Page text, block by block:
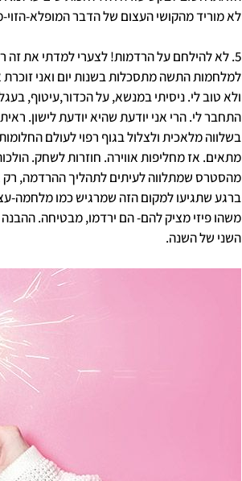
לא מוריד מהקושי העצום של הדבר המופלא-
5. לא להילחם על הרדמות! לצערי למדתי את זה
למלחמות התשה מתסכלות בשנות יום ואני
ולא טוב לי. ניסיתי במנשא, על הכדור,עיטוף,
התחבר לי. הרי אני יודעת שהיא יודעת לישון.
בשלווה מלאכית ולצלול בגוף רפוי לעולם
מתאים. אז מחליפות אווירה. חוזרות לשחק.
מהסטרס שמתלווה לעיתים לתהליך ההרדמה, רק
ברגע שתגיעו למקום הזה שמרגיש כמו מלחמה-
משהו פיזי מציק להם- הם ירדמו, מבטיחה.
השני של השנה.